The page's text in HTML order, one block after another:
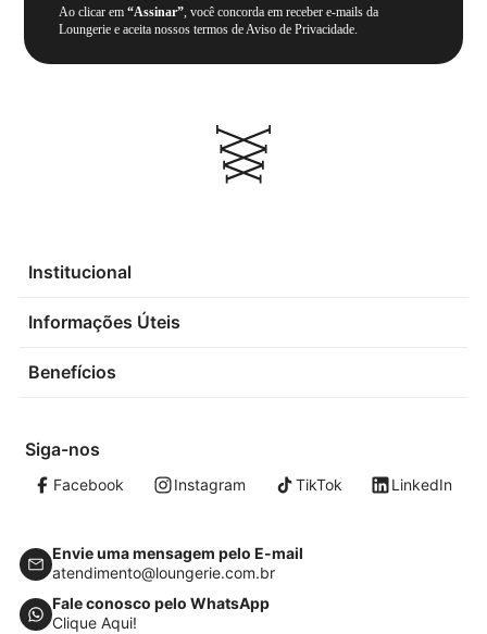
Ao clicar em“Assinar”, você concorda em receber e-mails da
Loungerie e aceita nossos termos de Aviso de Privacidade.
Institucional
Informações Úteis
Benefícios
Siga-nos
Facebook Instagram TikTok LinkedIn
Envie uma mensagem pelo E-mail
atendimento@loungerie.com.br
Fale conosco pelo WhatsApp
Clique Aqui!